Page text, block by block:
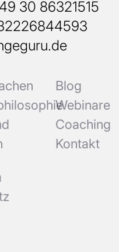
30 86321515
Blog
Webinare
Coaching
Kontakt